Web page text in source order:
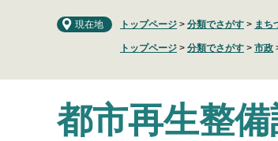
現在地 トップページ > 分類でさがす > まち
トップページ > 分類でさがす > 市政
文
都市再生整